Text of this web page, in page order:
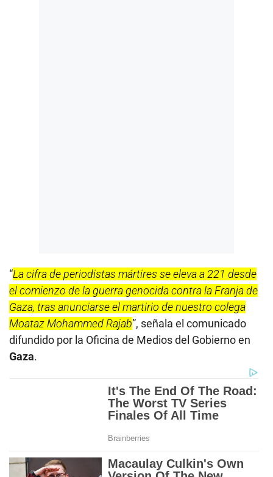
“La cifra de periodistas mártires se eleva a 221 desde
el comienzo de la guerra genocida contra la Franja de
Gaza, tras anunciarse el martirio de nuestro colega
Moataz Mohammed Rajab”, señala el comunicado
difundido por la Oficina de Medios del Gobierno en
Gaza.